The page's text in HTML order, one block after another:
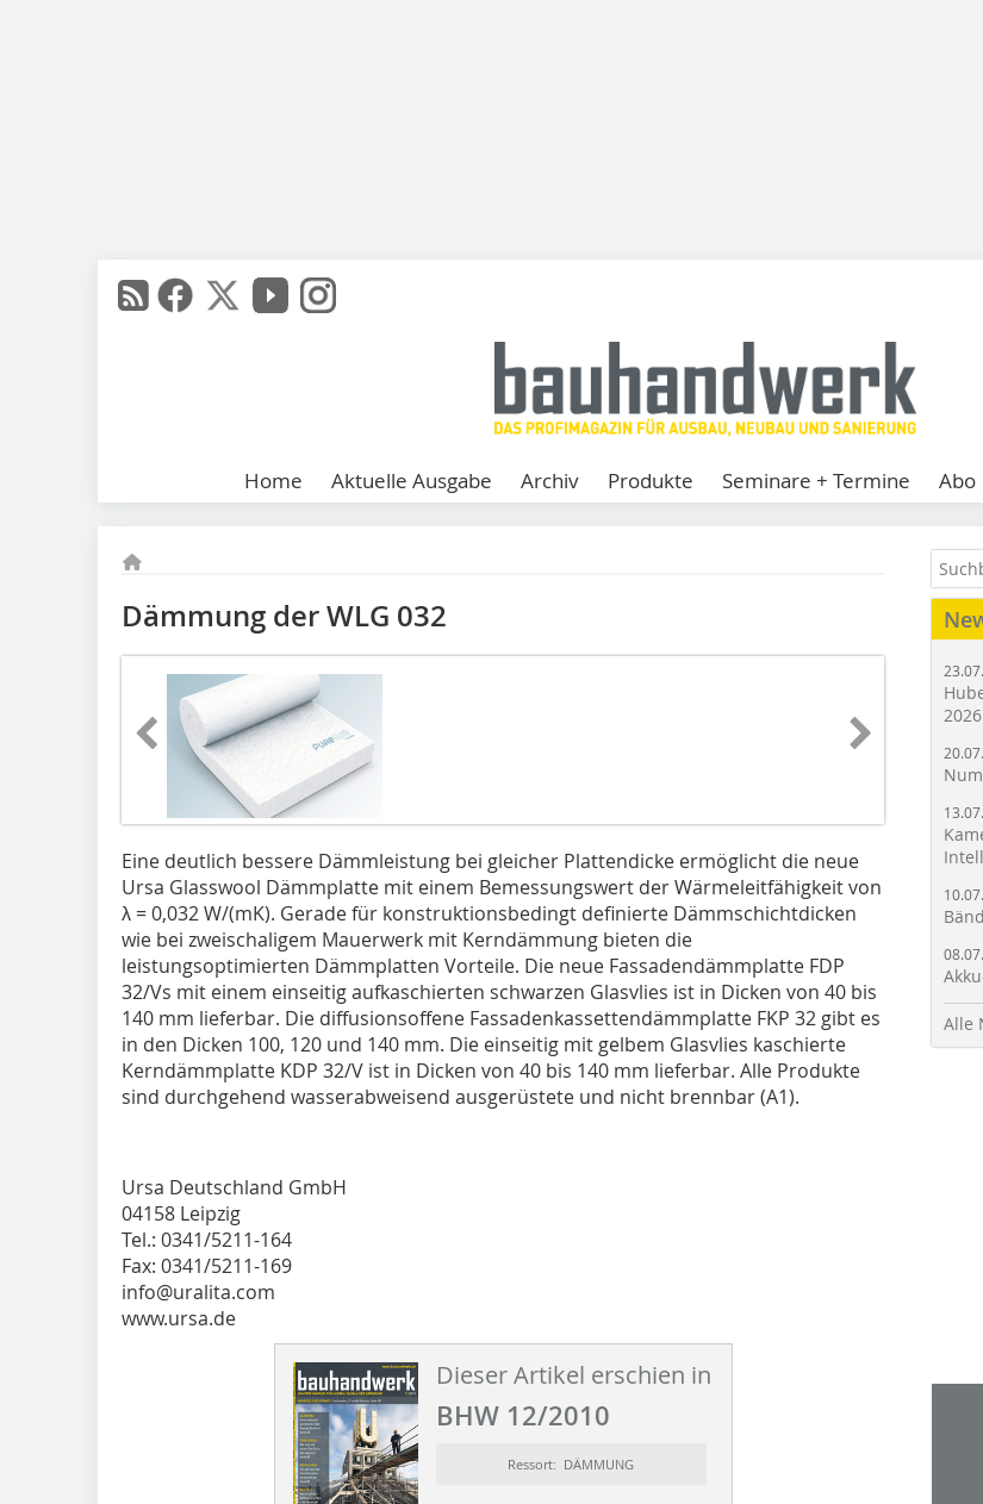
Home Aktuelle Ausgabe Archiv Produkte Seminare + Termine Abo
Dämmung der WLG 032
Eine deutlich bessere Dämmleistung bei gleicher Plattendicke ermöglicht die neue
Ursa Glasswool Dämmplatte mit einem Bemessungswert der Wärmeleitfähigkeit von
λ = 0,032 W/(mK). Gerade für konstruktionsbedingt definierte Dämmschichtdicken
wie bei zweischaligem Mauerwerk mit Kerndämmung bieten die
leistungsoptimierten Dämmplatten Vorteile. Die neue Fassadendämmplatte FDP
32/Vs mit einem einseitig aufkaschierten schwarzen Glasvlies ist in Dicken von 40 bis
140 mm lieferbar. Die diffusionsoffene Fassadenkassettendämmplatte FKP 32 gibt es
in den Dicken 100, 120 und 140 mm. Die einseitig mit gelbem Glasvlies kaschierte
Kerndämmplatte KDP 32/V ist in Dicken von 40 bis 140 mm lieferbar. Alle Produkte
sind durchgehend wasserabweisend ausgerüstete und nicht brennbar (A1).
Ursa Deutschland GmbH
04158 Leipzig
Tel.: 0341/5211-164
Fax: 0341/5211-169
info@uralita.com
www.ursa.de
Dieser Artikel erschien in
BHW 12/2010
Ressort: DÄMMUNG
Alle